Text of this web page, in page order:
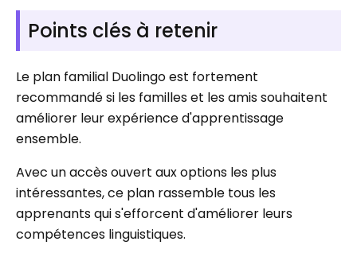
Points clés à retenir
Le plan familial Duolingo est fortement
recommandé si les familles et les amis souhaitent
améliorer leur expérience d'apprentissage
ensemble.
Avec un accès ouvert aux options les plus
intéressantes, ce plan rassemble tous les
apprenants qui s'efforcent d'améliorer leurs
compétences linguistiques.